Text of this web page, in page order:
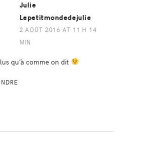
Julie
Lepetitmondedejulie
2 AOÛT 2016 AT 11 H 14
MIN
qu’à comme on dit